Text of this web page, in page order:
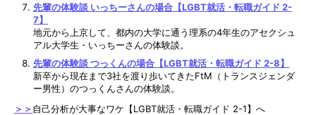
先輩の体験談 いっちーさんの場合【LGBT就活・転職ガイド 2-
7】
地元から上京して、都内の大学に通う理系の4年生のアセクシュ
アル大学生・いっちーさんの体験談。
先輩の体験談 つっくんの場合【LGBT就活・転職ガイド 2-8】
新卒から現在まで3社を渡り歩いてきたFtM（トランスジェンダ
ー男性）のつっくんさんの体験談。
＞＞ 自己分析が大事なワケ【LGBT就活・転職ガイド 2-1】へ